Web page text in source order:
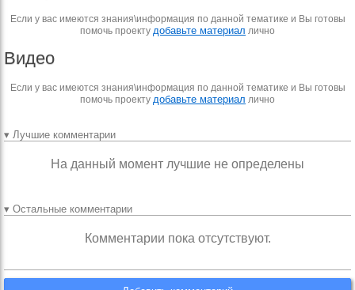
Если у вас имеются знания\информация по данной тематике и Вы готовы
помочь проекту добавьте материал лично
Видео
Если у вас имеются знания\информация по данной тематике и Вы готовы
помочь проекту добавьте материал лично
▾ Лучшие комментарии
На данный момент лучшие не определены
▾ Остальные комментарии
Комментарии пока отсутствуют.